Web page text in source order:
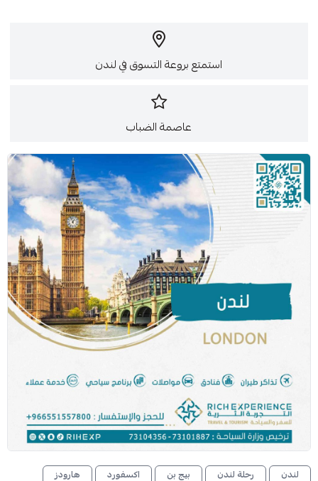
استمتع بروعة التسوق في لندن
عاصمة الضباب
لندن رحلة لندن بيج بن اكسفورد
هارودز